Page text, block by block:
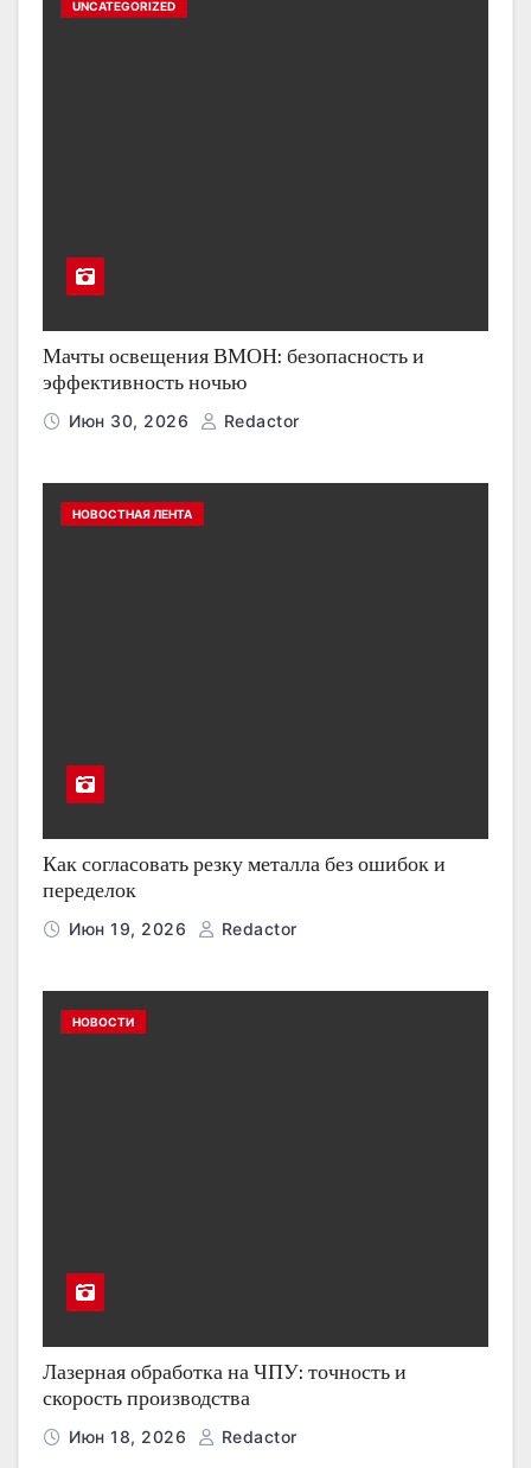
UNCATEGORIZED
Мачты освещения ВМОН: безопасность и
эффективность ночью
Июн 30, 2026 Redactor
НОВОСТНАЯ ЛЕНТА
Как согласовать резку металла без ошибок и
переделок
Июн 19, 2026 Redactor
НОВОСТИ
Лазерная обработка на ЧПУ: точность и
скорость производства
Июн 18, 2026 Redactor